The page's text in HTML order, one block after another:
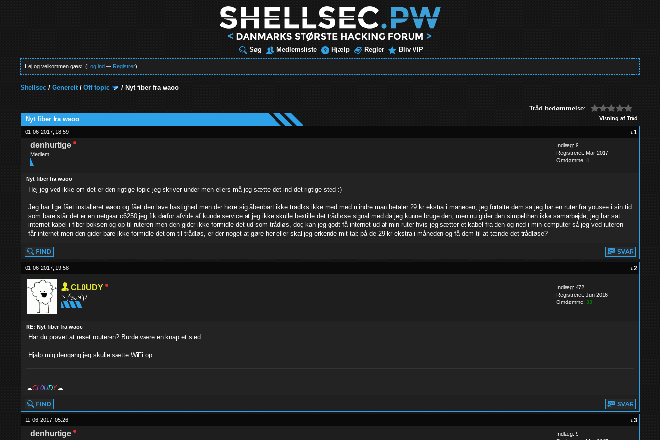
Søg Medlemsliste Hjælp Regler Bliv VIP
Hej og velkommen gæst! (Log ind — Registrer)
Shellsec /Generelt/Off topic / Nyt fiber fra waoo
Tråd bedømmelse:
Visning af Tråd
Nyt fiber fra waoo
01-06-2017, 18:59 #1
denhurtige
Medlem
Indlæg: 9
Registreret: Mar 2017
Omdømme: 0
Nyt fiber fra waoo
Hej jeg ved ikke om det er den rigtige topic jeg skriver under men ellers må jeg sætte det ind det rigtige sted :)
Jeg har lige fået installeret waoo og fået den lave hastighed men der høre sig åbenbart ikke trådløs ikke med med mindre man betaler 29 kr ekstra i måneden, jeg fortalte dem så jeg har en ruter fra yousee i sin tid
som bare står det er en netgear c6250 jeg fik derfor afvide af kunde service at jeg ikke skulle bestille det trådløse signal med da jeg kunne bruge den, men nu gider den simpelthen ikke samarbejde, jeg har sat
internet kabel i fiber boksen og op til ruteren men den gider ikke formidle det ud som trådløs, dog kan jeg godt få internet ud af min ruter hvis jeg sætter et kabel fra den og ned i min computer så jeg ved ruteren
får internet men den gider bare ikke formidle det om til trådløs, er der noget at gøre her eller skal jeg erkende mit tab på de 29 kr ekstra i måneden og få dem til at tænde det trådløse?
01-06-2017, 19:58 #2
CL0UDY
ヽ༼ຈل͜ຈ༽ﾉ
Indlæg: 472
Registreret: Jun 2016
Omdømme: 33
RE: Nyt fiber fra waoo
Har du prøvet at reset routeren? Burde være en knap et sted
Hjalp mig dengang jeg skulle sætte WiFi op
---------------
☁CL0UDY☁
11-06-2017, 05:26 #3
denhurtige
Indlæg: 9